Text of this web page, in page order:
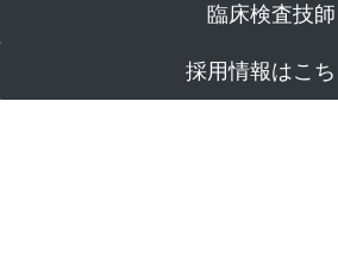
臨床検査技師
採用情報はこ